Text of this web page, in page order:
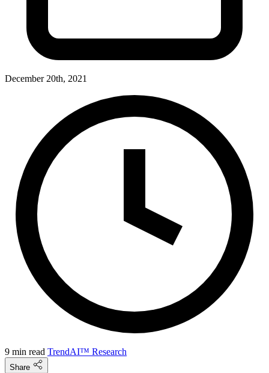
December 20th, 2021
9 min read TrendAI™ Research
Share